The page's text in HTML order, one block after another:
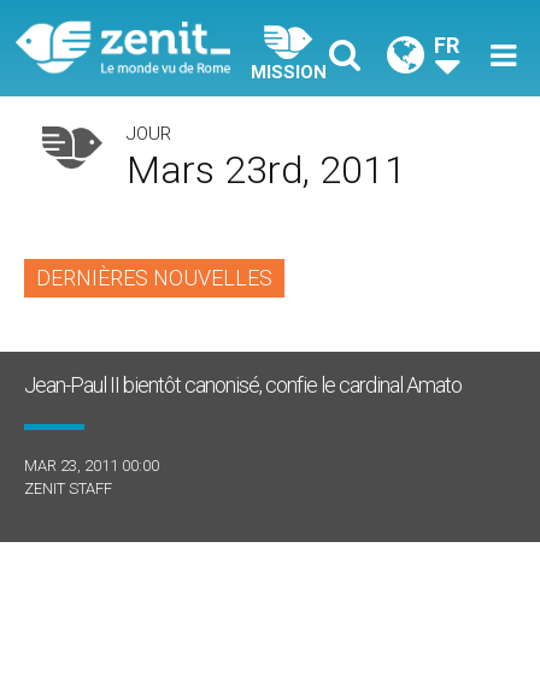
MISSION
FR
JOUR
Mars 23rd, 2011
DERNIÈRES NOUVELLES
Jean-Paul II bientôt canonisé, confie le cardinal Amato
MAR 23, 2011 00:00
ZENIT STAFF